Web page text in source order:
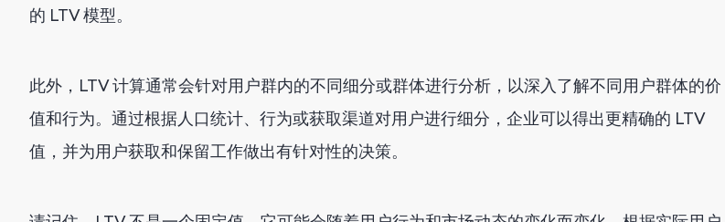
的 LTV 模型。
此外，LTV 计算通常会针对用户群内的不同细分或群体进行分析，以深入了解不同用户群体的价
值和行为。通过根据人口统计、行为或获取渠道对用户进行细分，企业可以得出更精确的 LTV
值，并为用户获取和保留工作做出有针对性的决策。